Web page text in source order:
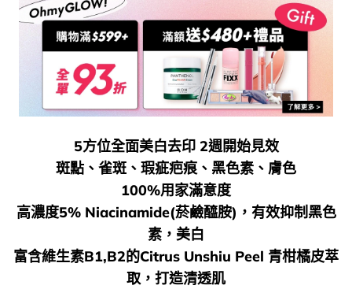
5方位全面美白去印 2週開始見效
斑點、雀斑、瑕疵疤痕、黑色素、膚色
100%用家滿意度
高濃度5% Niacinamide(菸鹼醯胺)，有效抑制黑色
素，美白
富含維生素B1,B2的Citrus Unshiu Peel 青柑橘皮萃
取，打造清透肌